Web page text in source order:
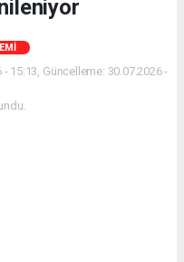
15:13, Güncelleme: 30.07.2026 -